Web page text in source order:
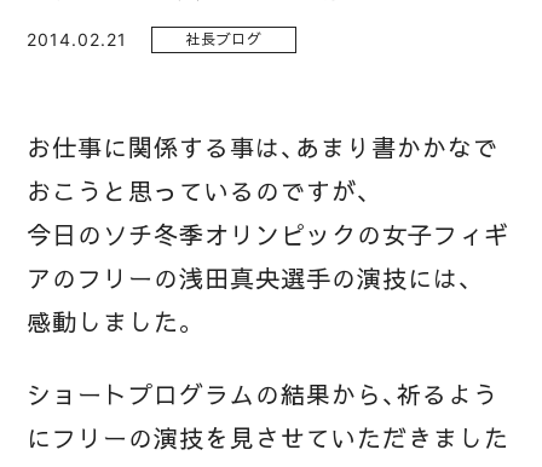
2014.02.21 社長ブログ
お仕事に関係する事は、あまり書かかなで
おこうと思っているのですが、
今日のソチ冬季オリンピックの女子フィギ
アのフリーの浅田真央選手の演技には、
感動しました。
ショートプログラムの結果から、祈るよう
にフリーの演技を見させていただきました